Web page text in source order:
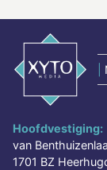
Hoofdvestiging:
van
1701 BZ